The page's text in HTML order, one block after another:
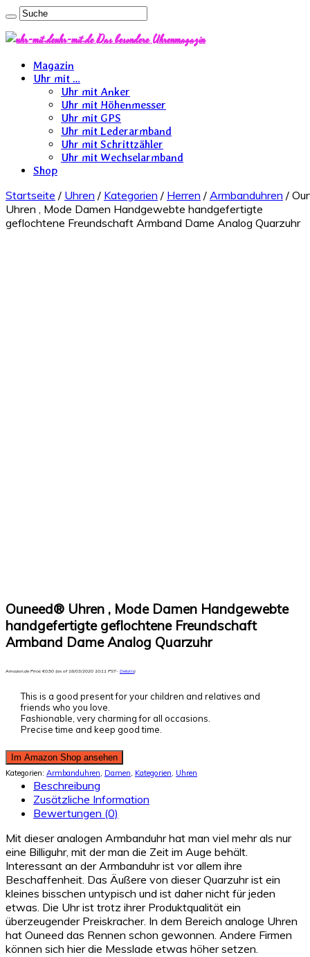
uhr-mit.de Das besondere Uhrenmagazin
Magazin
Uhr mit …
Uhr mit Anker
Uhr mit Höhenmesser
Uhr mit GPS
Uhr mit Lederarmband
Uhr mit Schrittzähler
Uhr mit Wechselarmband
Shop
Startseite / Uhren / Kategorien / Herren / Armbanduhren /
Uhren , Mode Damen Handgewebte handgefertigte
geflochtene Freundschaft Armband Dame Analog Quarzuhr
Ouneed® Uhren , Mode Damen Handgewebte
handgefertigte geflochtene Freundschaft
Armband Dame Analog Quarzuhr
Amazon.de Price:€0,50 (as of 18/03/2020 10:11 PST- Details)
This is a good present for your children and relatives and
friends who you love.
Fashionable, very charming for all occasions.
Precise time and keep good time.
Im Amazon Shop ansehen
Kategorien: Armbanduhren, Damen, Kategorien, Uhren
Beschreibung
Zusätzliche Information
Bewertungen (0)
Mit dieser analogen Armbanduhr hat man viel mehr als nur
eine Billiguhr, mit der man die Zeit im Auge behält.
Interessant an der Armbanduhr ist vor allem ihre
Beschaffenheit. Das Äußere von dieser Quarzuhr ist ein
kleines bisschen untypisch und ist daher nicht für jeden
etwas. Die Uhr ist trotz ihrer Produktqualität ein
überzeugender Preiskracher. In dem Bereich analoge Uhren
hat Ouneed das Rennen schon gewonnen. Andere Firmen
können sich hier die Messlade etwas höher setzen.